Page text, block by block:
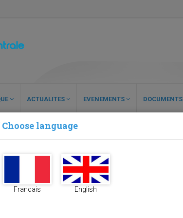
ACTUALITES EVENEMENTS DOCUMENTS
de marque ''Eurodyn 2000'' et 49 détonateurs.
language
Francais English